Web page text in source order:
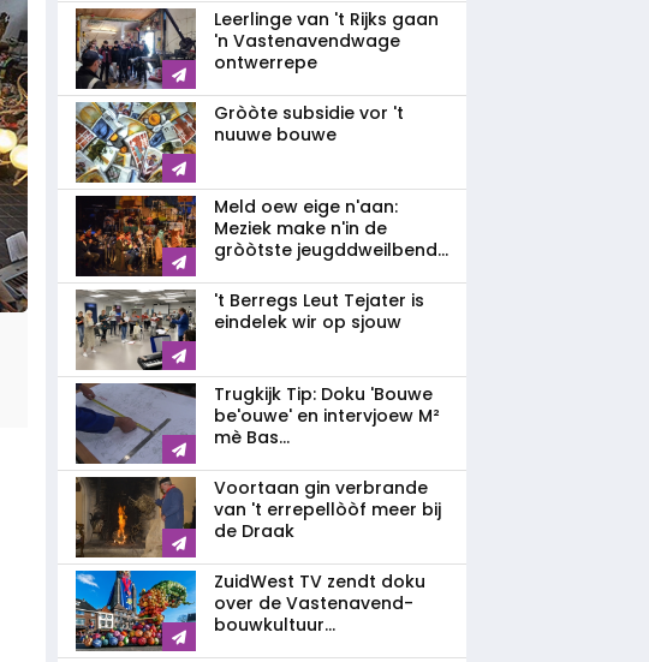
Leerlinge van 't Rijks gaan
'n Vastenavendwage
ontwerrepe
Gròòte subsidie vor 't
nuuwe bouwe
Meld oew eige n'aan:
Meziek make n'in de
gròòtste jeugddweilbend...
't Berregs Leut Tejater is
eindelek wir op sjouw
Trugkijk Tip: Doku 'Bouwe
be'ouwe' en intervjoew M²
mè Bas...
Voortaan gin verbrande
van 't errepellòòf meer bij
de Draak
ZuidWest TV zendt doku
over de Vastenavend­
bouwkultuur...